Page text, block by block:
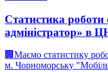
Статистика роботи
адміністратор» в
🏢Маємо статистику
м. Чорноморську